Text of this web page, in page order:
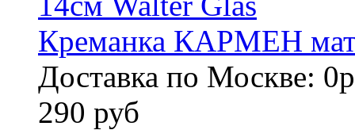
Креманка КАРМЕН
Доставка по Москве:
290 руб